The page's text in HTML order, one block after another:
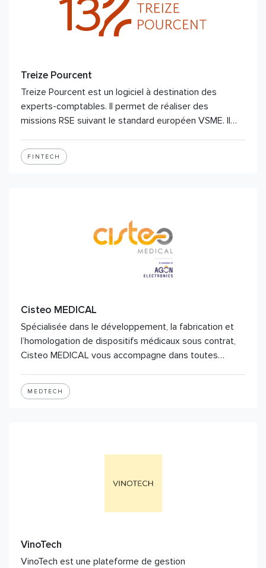
Treize Pourcent
Treize Pourcent est un logiciel à destination des
experts-comptables. Il permet de réaliser des
missions RSE suivant le standard européen VSME. Il…
FINTECH
Cisteo MEDICAL
Spécialisée dans le développement, la fabrication et
l’homologation de dispositifs médicaux sous contrat,
Cisteo MEDICAL vous accompagne dans toutes…
MEDTECH
VinoTech
VinoTech est une plateforme de gestion